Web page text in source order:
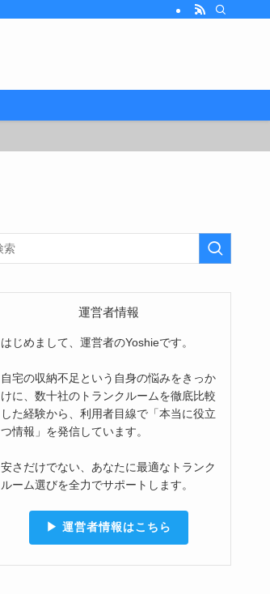
運営者情報
はじめまして、運営者のYoshieです。
自宅の収納不足という自身の悩みをきっか
けに、数十社のトランクルームを徹底比較
した経験から、利用者目線で「本当に役立
つ情報」を発信しています。
安さだけでない、あなたに最適なトランク
ルーム選びを全力でサポートします。
▶︎ 運営者情報はこちら